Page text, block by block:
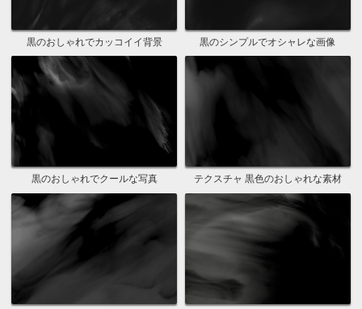
黒のおしゃれでカッコイイ背景 黒のシンプルでオシャレな画像
黒のおしゃれでクールな写真 テクスチャ 黒色のおしゃれな素材